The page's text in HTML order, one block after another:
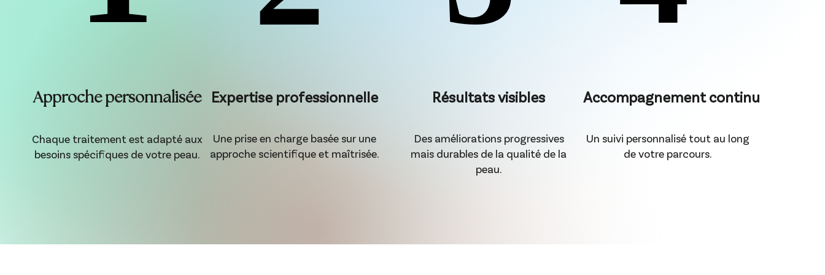
Approche personnalisée
Chaque traitement est adapté aux
besoins spécifiques de votre peau.
Expertise professionnelle
Une prise en charge basée sur une
approche scientifique et maîtrisée.
Résultats visibles
Des améliorations progressives
mais durables de la qualité de la
peau.
Accompagnement continu
Un suivi personnalisé tout au long
de votre parcours.